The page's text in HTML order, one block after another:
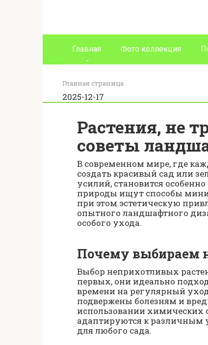
Главная Фото коллекция
Главная страница
2025-12-17
Растения, не
советы
В современном мире, где
создать красивый сад или
усилий, становится
природы ищут способы
при этом эстетическую
опытного ландшафтного
особого ухода.
Почему выбираем
Выбор неприхотливых
первых, они идеально
времени на регулярный
подвержены болезням и
использовании химических
адаптируются к различным
для любого сада.